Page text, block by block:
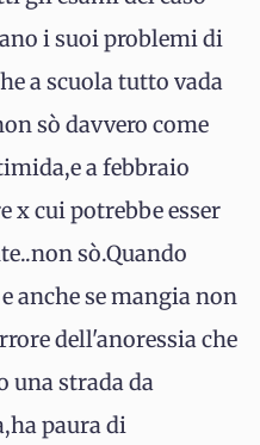
i suoi problemi di
a scuola tutto vada
sò davvero come
a febbraio
x cui potrebbe esser
sò.Quando
anche se mangia non
dell'anoressia che
una strada da
paura di